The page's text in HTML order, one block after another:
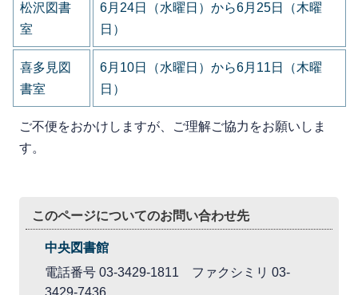
松沢図書
室
6月24日（水曜日）から6月25日（木曜
日）
喜多見図
書室
6月10日（水曜日）から6月11日（木曜
日）
ご不便をおかけしますが、ご理解ご協力をお願いしま
す。
このページについてのお問い合わせ先
中央図書館
電話番号 03-3429-1811 ファクシミリ 03-